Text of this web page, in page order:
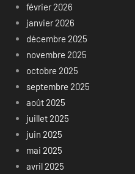
février 2026
janvier 2026
décembre 2025
novembre 2025
octobre 2025
septembre 2025
août 2025
juillet 2025
juin 2025
mai 2025
avril 2025